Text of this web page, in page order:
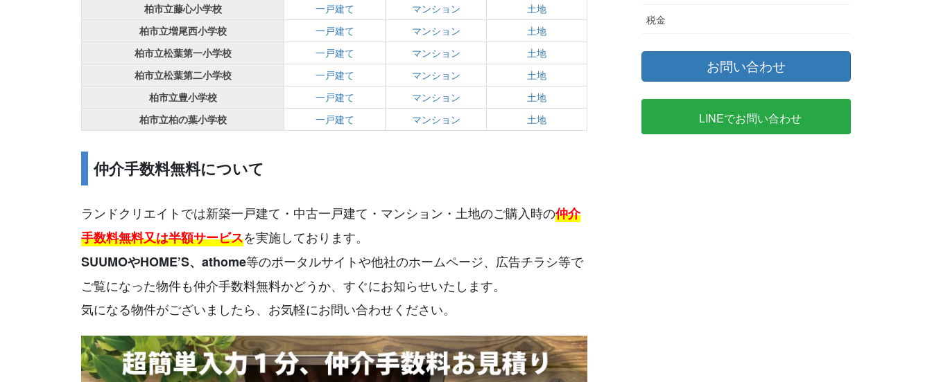
柏市立藤心小学校
一戸建て マンション
土地
柏市立増尾西小学校
一戸建て マンション
土地
柏市立松葉第一小学校
一戸建て マンション
土地
柏市立松葉第二小学校
一戸建て マンション
土地
柏市立豊小学校
一戸建て マンション
土地
柏市立柏の葉小学校
一戸建て マンション 土地
仲介手数料無料について
ランドクリエイトでは新築一戸建て・中古一戸建て・マンション・土地のご購入時の仲介
手数料無料又は半額サービスを実施しております。
SUUMOやHOME’S、athome等のポータルサイトや他社のホームページ、広告チラシ等で
ご覧になった物件も仲介手数料無料かどうか、すぐにお知らせいたします。
気になる物件がございましたら、お気軽にお問い合わせください。
税金
お問い合わせ
LINEでお問い合わせ